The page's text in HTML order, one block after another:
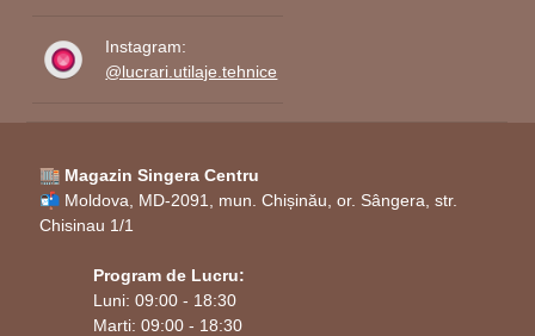
Instagram:
@lucrari.utilaje.tehnice
🏬 Magazin Singera Centru
📬 Moldova, MD-2091, mun. Chișinău, or. Sângera, str.
Chisinau 1/1
Program de Lucru:
Luni: 09:00 - 18:30
Marti: 09:00 - 18:30